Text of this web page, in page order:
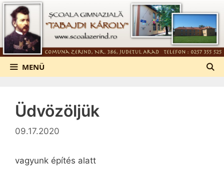
Kilépés
tartalomba
MENÜ
Üdvözöljük
09.17.2020
vagyunk építés alatt